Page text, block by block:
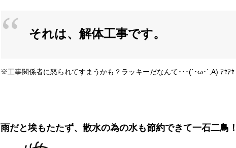
それは、解体工事です。
※工事関係者に怒られてすまうかも？ラッキーだなんて･･･(´･ω･`;A) ｱｾｱｾ
雨だと埃もたたず、散水の為の水も節約できて一石二鳥